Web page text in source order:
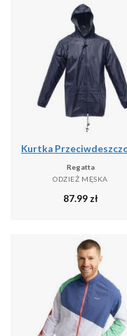
Regatta
ODZIEŻ MĘSKA
87.99zł